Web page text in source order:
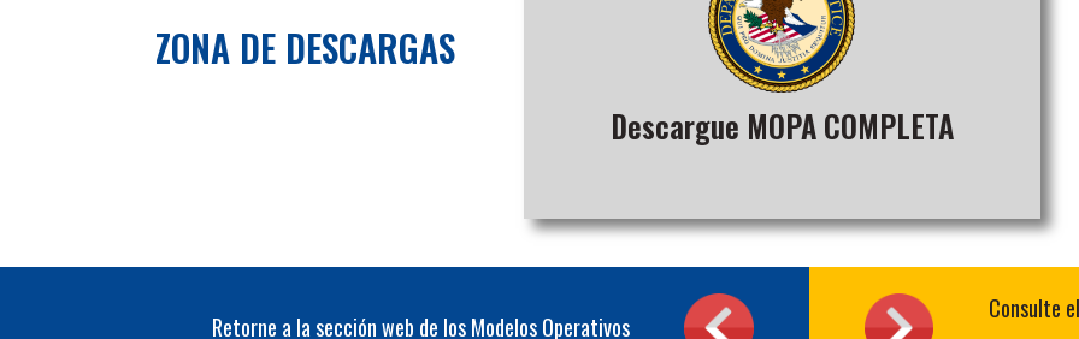
ZONA DE DESCARGAS
Descargue MOPA COMPLETA
Retorne a la sección web de los Modelos Operativos
Consulte